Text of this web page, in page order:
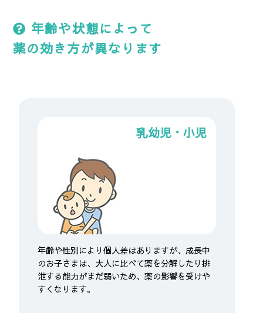
年齢や状態によって
薬の効き方が異なります
乳幼児・小児
年齢や性別により個人差はありますが、成長中
のお子さまは、大人に比べて薬を分解したり排
泄する能力がまだ弱いため、薬の影響を受けや
すくなります。